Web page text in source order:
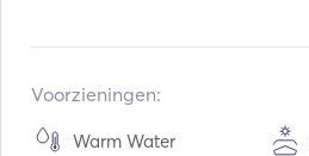
Voorzieningen:
Warm Water